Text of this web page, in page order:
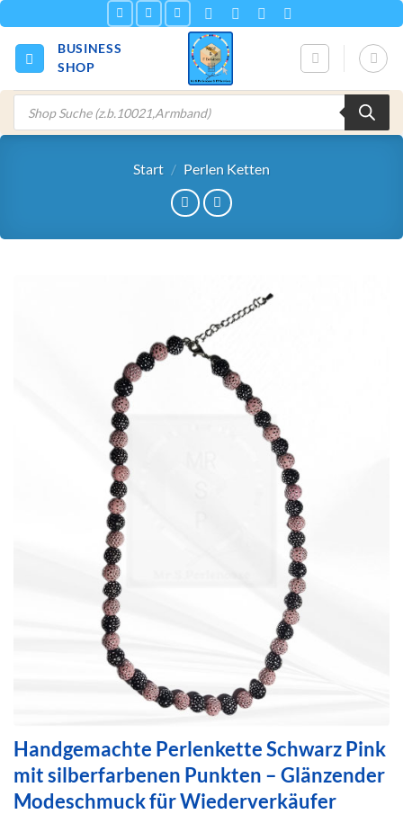
Inhalt
springen
BUSINESS
SHOP
Products
search
Start / Perlen Ketten
Handgemachte Perlenkette Schwarz Pink
mit silberfarbenen Punkten – Glänzender
Modeschmuck für Wiederverkäufer